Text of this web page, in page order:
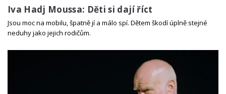
Iva Hadj Moussa: Děti si dají říct
Jsou moc na mobilu, špatně jí a málo spí. Dětem škodí úplně stejné
neduhy jako jejich rodičům.